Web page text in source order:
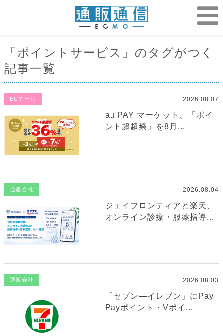
「ポイントサービス」のタグがつく
記事一覧
ECモール 2026.08.07
au PAY マーケット、「ポイ
ント超超祭」を8月...
通販会社 2026.08.04
ジェイフロンティアと楽天、
オンライン診療・服薬指導...
通販会社 2026.08.03
「セブン—イレブン」にPay
Payポイント・Vポイ...